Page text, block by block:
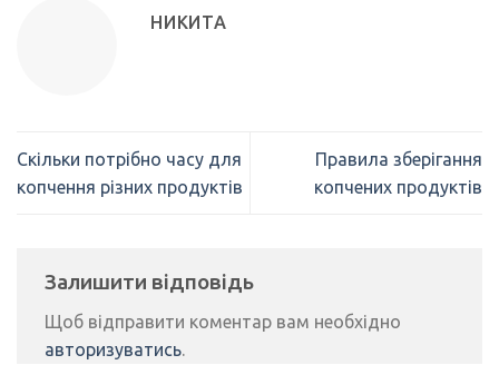
НИКИТА
Скільки потрібно часу для
копчення різних продуктів
Правила зберігання
копчених продуктів
Залишити відповідь
Щоб відправити коментар вам необхідно
авторизуватись.